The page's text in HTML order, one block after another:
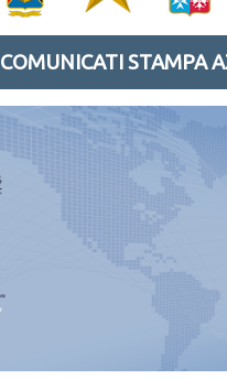
COMUNICATI STAMPA